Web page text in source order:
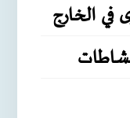
في الخارج